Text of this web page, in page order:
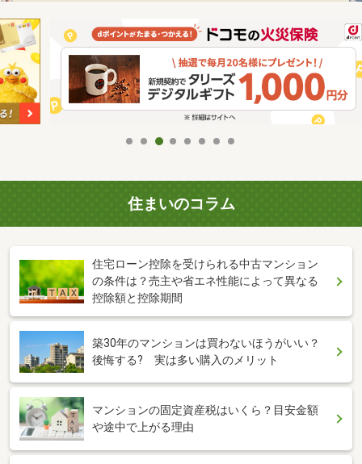
住まいのコラム
住宅ローン控除を受けられる中古マンション
の条件は？売主や省エネ性能によって異なる
控除額と控除期間
築30年のマンションは買わないほうがいい？
後悔する? 実は多い購入のメリット
マンションの固定資産税はいくら？目安金額
や途中で上がる理由